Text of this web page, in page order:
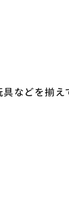
などを揃え